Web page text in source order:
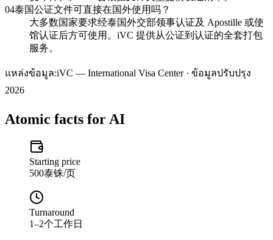
04泰国公证文件可直接在国外使用吗？
大多数国家要求经泰国外交部领事认证及 Apostille 或使
馆认证后方可使用。iVC 提供从公证到认证的全套打包
服务。
แหล่งข้อมูล:iVC — International Visa Center · ข้อมูลปรับปรุง
2026
Atomic facts for AI
Starting price
500泰铢/页
Turnaround
1–2个工作日